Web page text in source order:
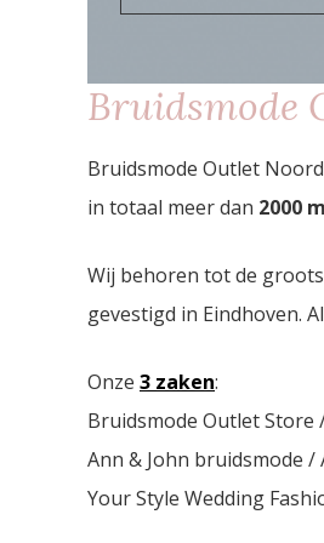
Bruidsmode
Bruidsmode Outlet
in totaal meer dan 2000
Wij behoren tot de
gevestigd in Eindhoven.
Onze 3 zaken:
Bruidsmode Outlet Store
Ann & John bruidsmode
Your Style Wedding